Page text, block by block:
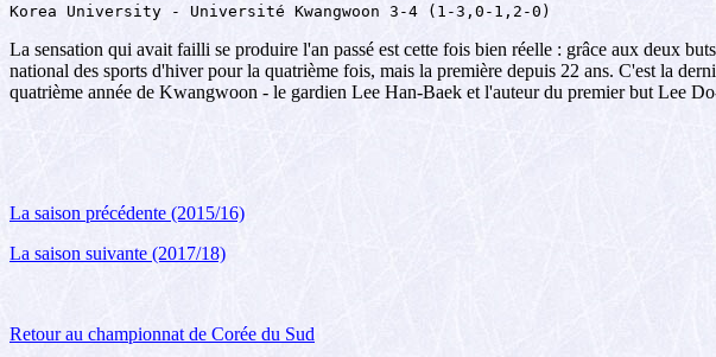
Korea University - Université Kwangwoon 3-4 (1-3,0-1,2-0)
La sensation qui avait failli se produire l'an passé est cette fois bien réelle : grâce aux deux
national des sports d'hiver pour la quatrième fois, mais la première depuis 22 ans. C'est la
quatrième année de Kwangwoon - le gardien Lee Han-Baek et l'auteur du premier but Lee
La saison précédente (2015/16)
La saison suivante (2017/18)
Retour au championnat de Corée du Sud